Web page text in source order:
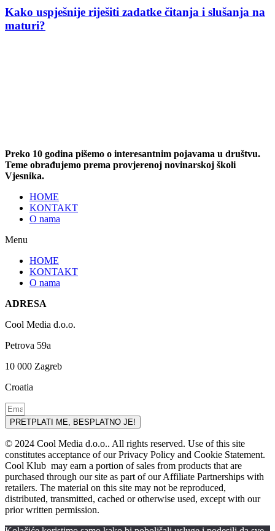
Kako uspješnije riješiti zadatke čitanja i slušanja na
maturi?
Preko 10 godina pišemo o interesantnim pojavama u društvu.
Teme obrađujemo prema provjerenoj novinarskoj školi
Vjesnika.
HOME
KONTAKT
O nama
Menu
HOME
KONTAKT
O nama
ADRESA
Cool Media d.o.o.
Petrova 59a
10 000 Zagreb
Croatia
PRETPLATI ME, BESPLATNO JE!
© 2024 Cool Media d.o.o.. All rights reserved. Use of this site
constitutes acceptance of our Privacy Policy and Cookie Statement.
Cool Klub may earn a portion of sales from products that are
purchased through our site as part of our Affiliate Partnerships with
retailers. The material on this site may not be reproduced,
distributed, transmitted, cached or otherwise used, except with our
prior written permission.